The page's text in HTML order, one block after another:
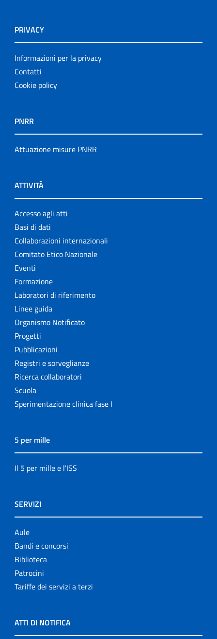
PRIVACY
Informazioni per la privacy
Contatti
Cookie policy
PNRR
Attuazione misure PNRR
ATTIVITÀ
Accesso agli atti
Basi di dati
Collaborazioni internazionali
Comitato Etico Nazionale
Eventi
Formazione
Laboratori di riferimento
Linee guida
Organismo Notificato
Progetti
Pubblicazioni
Registri e sorveglianze
Ricerca collaboratori
Scuola
Sperimentazione clinica fase I
5 per mille
Il 5 per mille e l'ISS
SERVIZI
Aule
Bandi e concorsi
Biblioteca
Patrocini
Tariffe dei servizi a terzi
ATTI DI NOTIFICA